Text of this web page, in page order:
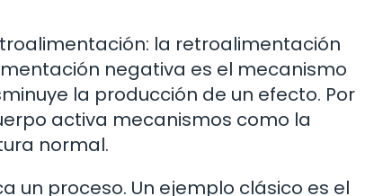
la retroalimentación
negativa es el mecanismo
la producción de un efecto. Por
activa mecanismos como la
normal.
un proceso. Un ejemplo clásico es el